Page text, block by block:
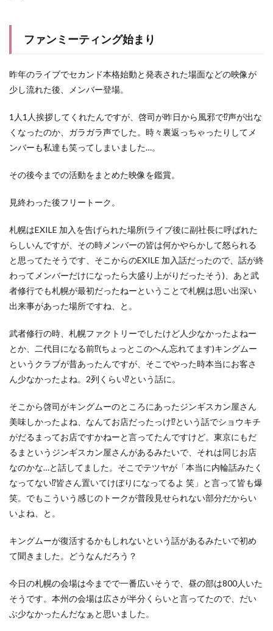
ファンミーティング始まり
昨年のライブでセカンド本格始動と発表された場面などの映像が
少し流れた後、メンバー登場。
1人1人挨拶してくれたんですが、啓司が昨日から風邪で⁉︎声が出な
くなったのか、ガラガラ声でした。時々裏返っちゃったりしてメ
ンバーも私達も笑ってしまいました…。
その後今までの活動をまとめた映像を鑑賞。
見終わった後フリートーク。
札幌はEXILE 加入を告げられた場所(ライブ後に副社長に呼ばれた
らしいんですが、その時メンバーの皆は何かやらかして怒られる
と思ってたそうです、そこからのEXILE 加入話だったので、話が終
わってメンバーだけになったら大盛り上がりだったそう)、あと武
者修行でも札幌が最初だったねーということで札幌は思い出深い
出来事があった場所ですね、と。
武者修行の時、札幌ファクトリーでしたけど人少なかったよねー
とか、二代目になる前⁉︎(ちょっとこのへん忘れてます)キングムー
というクラブが昔あったんですが、そこでやった時本当にお客さ
ん少なかったよね。2列くらい⁉︎という話に。
そこから啓司がキングムーのところにあったジンギスカン屋さん
美味しかったよね、なんてお店だったっけ⁉︎という話でショウキチ
がだるまってお店ですかねーと言ってたんですけど。東京にもだ
るまというジンギスカン屋さんがあるみたいで、それは同じお店
なのかな…と話してました。そこでテツヤが「本当に内輪話みたく
なってない⁉︎皆さん置いてけぼりになってるよ 笑」と言って皆も爆
笑。でもこういう感じのトークが普段見せられない部分だからい
いよね、と。
キングムーが復活するかもしれないという話があるみたいで初め
て聞きました。どうなんだろう？
今日の札幌の会場は今までで一番広いそうで、昼の部は800人いた
そうです。本州の会場は広さが半分くらいと言ってたので、だい
ぶ少なかったんだなぁと思いました。